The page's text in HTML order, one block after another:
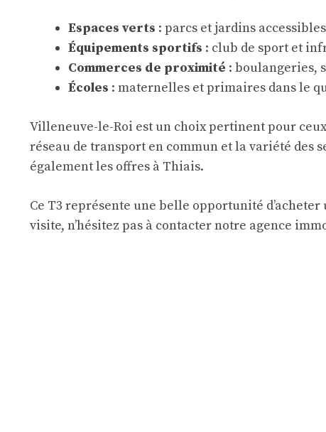
Espaces verts : parcs et jardins
Équipements sportifs : club de sport et
Commerces de proximité : boulangeries,
Écoles : maternelles et primaires dans le
Villeneuve-le-Roi est un choix pertinent pour
réseau de transport en commun et la variété des
également les offres à Thiais.
Ce T3 représente une belle opportunité
visite, n’hésitez pas à contacter notre agence